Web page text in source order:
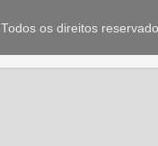
Todos os direitos